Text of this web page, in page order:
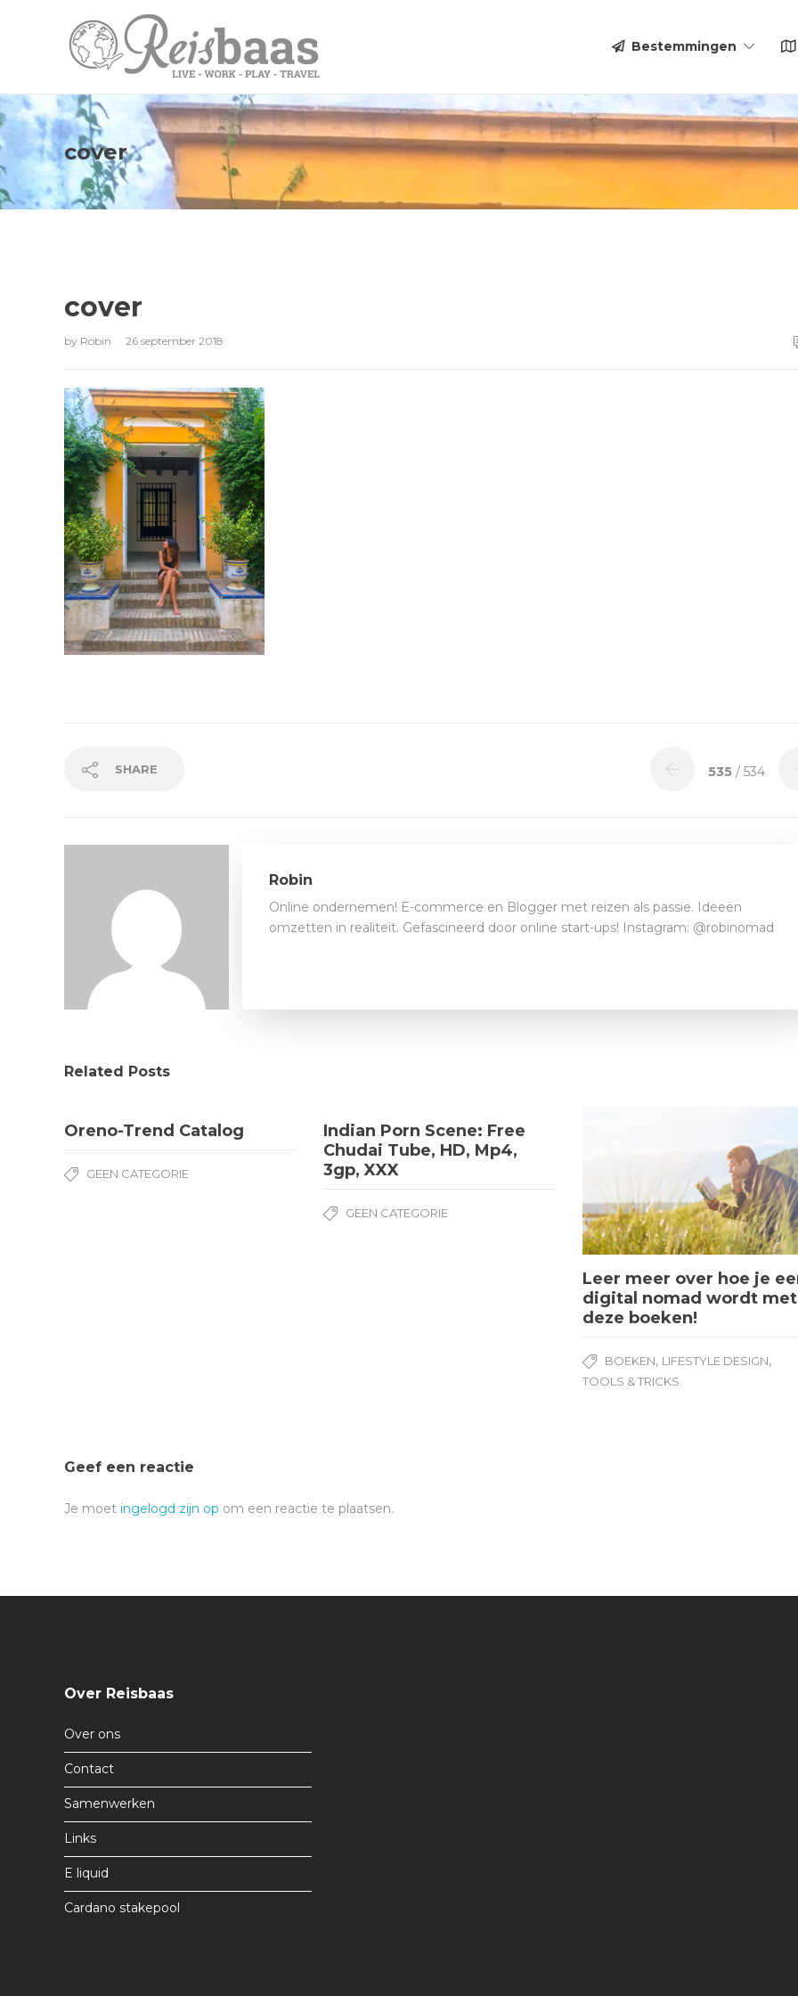
Bestemmingen
cover
cover
by Robin 26 september 2018
SHARE 535 / 534
Robin
Online ondernemen! E-commerce en Blogger met reizen als passie. Ideeën
omzetten in realiteit. Gefascineerd door online start-ups! Instagram: @robinomad
Related Posts
Oreno-Trend Catalog
GEEN CATEGORIE
Indian Porn Scene: Free
Chudai Tube, HD, Mp4,
3gp, XXX
GEEN CATEGORIE
Leer meer over hoe je
digital nomad wordt met
deze boeken!
BOEKEN, LIFESTYLE DESIGN,
TOOLS & TRICKS
Geef een reactie
Je moet ingelogd zijn op om een reactie te plaatsen.
Over Reisbaas
Over ons
Contact
Samenwerken
Links
E liquid
Cardano stakepool